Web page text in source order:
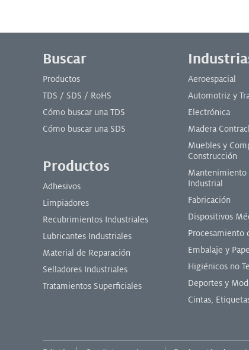
sobre la selección del dieléctrico específico de la
Buscar
Productos
TDS / SDS / RoHS
Cómo buscar una TDS
Cómo buscar una SDS
Productos
Adhesivos
Limpiadores
Recubrimientos Industriales
Lubricantes Industriales
Material de Reparación
Selladores Industriales
Tratamientos Superficiales
Aeroespacial
Automotriz y
Electrónica
Madera
Muebles y
Construcción
Mantenimiento
Industrial
Fabricación
Dispositivos
Procesamiento
Embalaje y Papel
Higiénicos no
Deportes y
Cintas,